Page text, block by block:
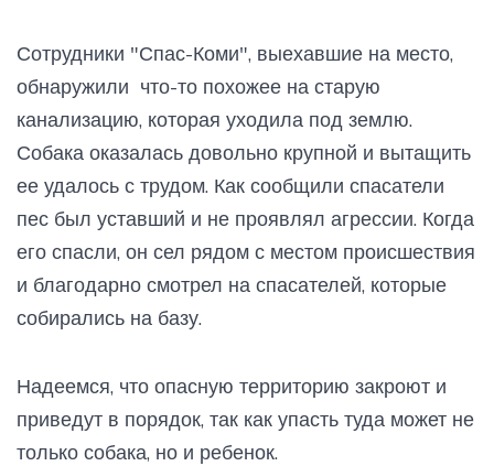
Сотрудники "Спас-Коми", выехавшие на место,
обнаружили что-то похожее на старую
канализацию, которая уходила под землю.
Собака оказалась довольно крупной и вытащить
ее удалось с трудом. Как сообщили спасатели
пес был уставший и не проявлял агрессии. Когда
его спасли, он сел рядом с местом происшествия
и благодарно смотрел на спасателей, которые
собирались на базу.
Надеемся, что опасную территорию закроют и
приведут в порядок, так как упасть туда может не
только собака, но и ребенок.